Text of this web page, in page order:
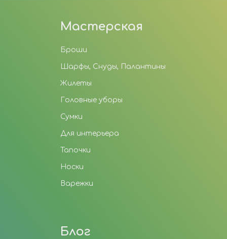
Мастерская
Броши
Шарфы, Снуды, Палантины
Жилеты
Головные уборы
Сумки
Для интерьера
Тапочки
Носки
Варежки
Блог